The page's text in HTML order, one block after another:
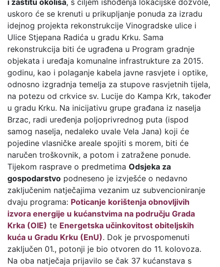
i zaštitu okoliša, s ciljem ishođenja lokacijske dozvole,
uskoro će se krenuti u prikupljanje ponuda za izradu
idejnog projekta rekonstrukcije Vinogradske ulice i
Ulice Stjepana Radića u gradu Krku. Sama
rekonstrukcija biti će ugrađena u Program gradnje
objekata i uređaja komunalne infrastrukture za 2015.
godinu, kao i polaganje kabela javne rasvjete i optike,
odnosno izgradnja temelja za stupove rasvjetnih tijela,
na potezu od crkvice sv. Lucije do Kampa Krk, također
u gradu Krku. Na inicijativu grupe građana iz naselja
Brzac, radi uređenja poljoprivrednog puta (ispod
samog naselja, nedaleko uvale Vela Jana) koji će
pojedine vlasničke areale spojiti s morem, biti će
naručen troškovnik, a potom i zatražene ponude.
Tijekom rasprave o predmetima Odsjeka za
gospodarstvo podneseno je izvješće o nedavno
zaključenim natječajima vezanim uz subvencioniranje
dvaju programa: Poticanje korištenja obnovljivih
izvora energije u kućanstvima na području Grada
Krka (OIE) te Energetska učinkovitost obiteljskih
kuća u Gradu Krku (EnU). Dok je prvospomenuti
zaključen 01., potonji je bio otvoren do 11. kolovoza.
Na oba natječaja prijavilo se čak 37 kućanstava s